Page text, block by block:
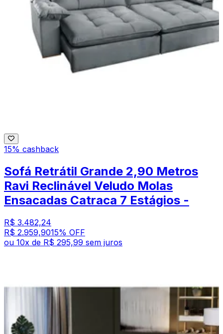
15% cashback
Sofá Retrátil Grande 2,90 Metros
Ravi Reclinável Veludo Molas
Ensacadas Catraca 7 Estágios -
R$ 3.482,24
R$ 2.959,9015% OFF
ou 10x de R$ 295,99 sem juros